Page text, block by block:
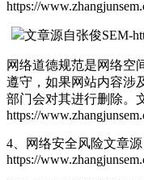
https://
文章源自张俊SEM-
网络道德规范是网络空
遵守，如果网站内容涉
部门会对其进行删除。
https://
4、网络安全风险文章
https://